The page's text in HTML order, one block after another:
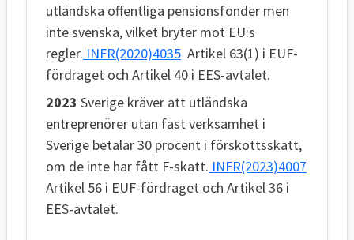
utländska offentliga pensionsfonder men
inte svenska, vilket bryter mot EU:s
regler. INFR(2020)4035 Artikel 63(1) i EUF-
fördraget och Artikel 40 i EES-avtalet.
2023 Sverige kräver att utländska
entreprenörer utan fast verksamhet i
Sverige betalar 30 procent i förskottsskatt,
om de inte har fått F-skatt. INFR(2023)4007
Artikel 56 i EUF-fördraget och Artikel 36 i
EES-avtalet.